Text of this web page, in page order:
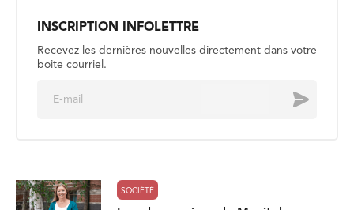
INSCRIPTION INFOLETTRE
Recevez les dernières nouvelles directement dans votre
boite courriel.
Envoyer
SOCIÉTÉ